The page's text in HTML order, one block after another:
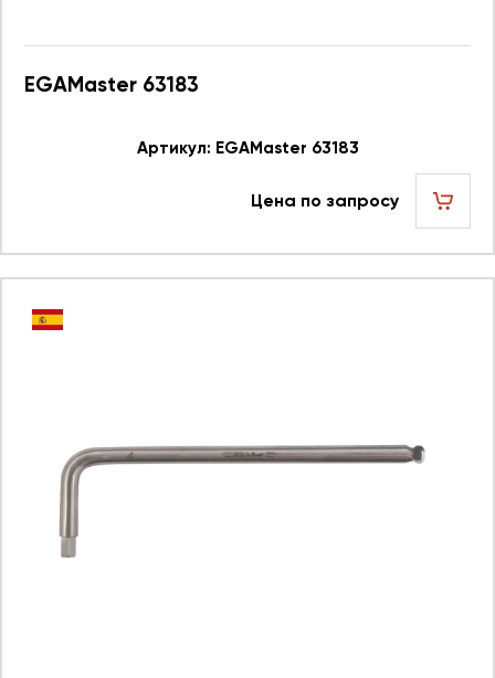
EGAMaster 63183
Артикул: EGAMaster 63183
Цена по запросу